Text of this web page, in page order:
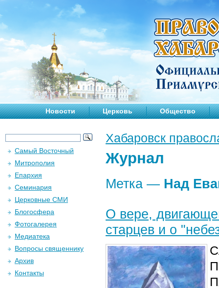
Новости Церковь Общество
Хабаровск
Журнал
Метка — Над
О вере,
старцев и о
Самый Восточный
Митрополия
Епархия
Семинария
Церковные СМИ
Блогосфера
Фотогалерея
Медиатека
Вопросы священнику
Архив
Контакты